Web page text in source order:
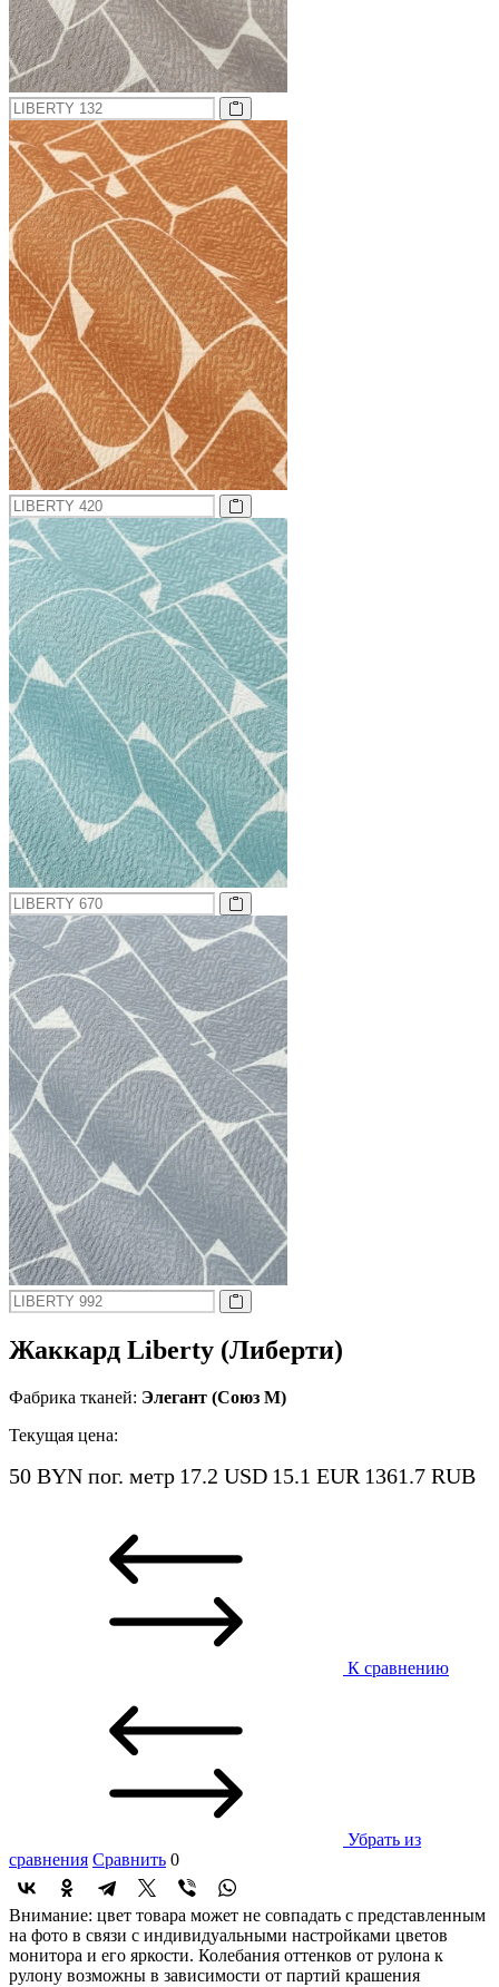
Жаккард Liberty (Либерти)
Фабрика тканей: Элегант (Союз М)
Текущая цена:
50 BYN пог. метр 17.2 USD 15.1 EUR 1361.7 RUB
К сравнению
Убрать из
сравнения Сравнить 0
Внимание: цвет товара может не совпадать с представленным
на фото в связи с индивидуальными настройками цветов
монитора и его яркости. Колебания оттенков от рулона к
рулону возможны в зависимости от партий крашения